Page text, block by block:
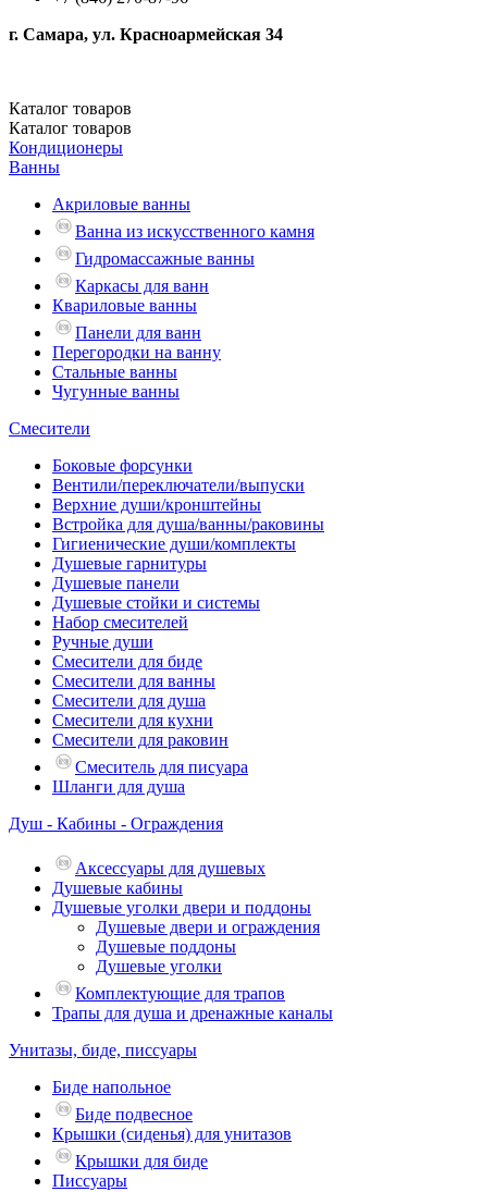
г. Самара, ул. Красноармейская 34
Каталог товаров
Каталог товаров
Кондиционеры
Ванны
Акриловые ванны
Ванна из искусственного камня
Гидромассажные ванны
Каркасы для ванн
Квариловые ванны
Панели для ванн
Перегородки на ванну
Стальные ванны
Чугунные ванны
Смесители
Боковые форсунки
Вентили/переключатели/выпуски
Верхние души/кронштейны
Встройка для душа/ванны/раковины
Гигиенические души/комплекты
Душевые гарнитуры
Душевые панели
Душевые стойки и системы
Набор смесителей
Ручные души
Смесители для биде
Смесители для ванны
Смесители для душа
Смесители для кухни
Смесители для раковин
Смеситель для писуара
Шланги для душа
Душ - Кабины - Ограждения
Аксессуары для душевых
Душевые кабины
Душевые уголки двери и поддоны
Душевые двери и ограждения
Душевые поддоны
Душевые уголки
Комплектующие для трапов
Трапы для душа и дренажные каналы
Унитазы, биде, писсуары
Биде напольное
Биде подвесное
Крышки (сиденья) для унитазов
Крышки для биде
Писсуары